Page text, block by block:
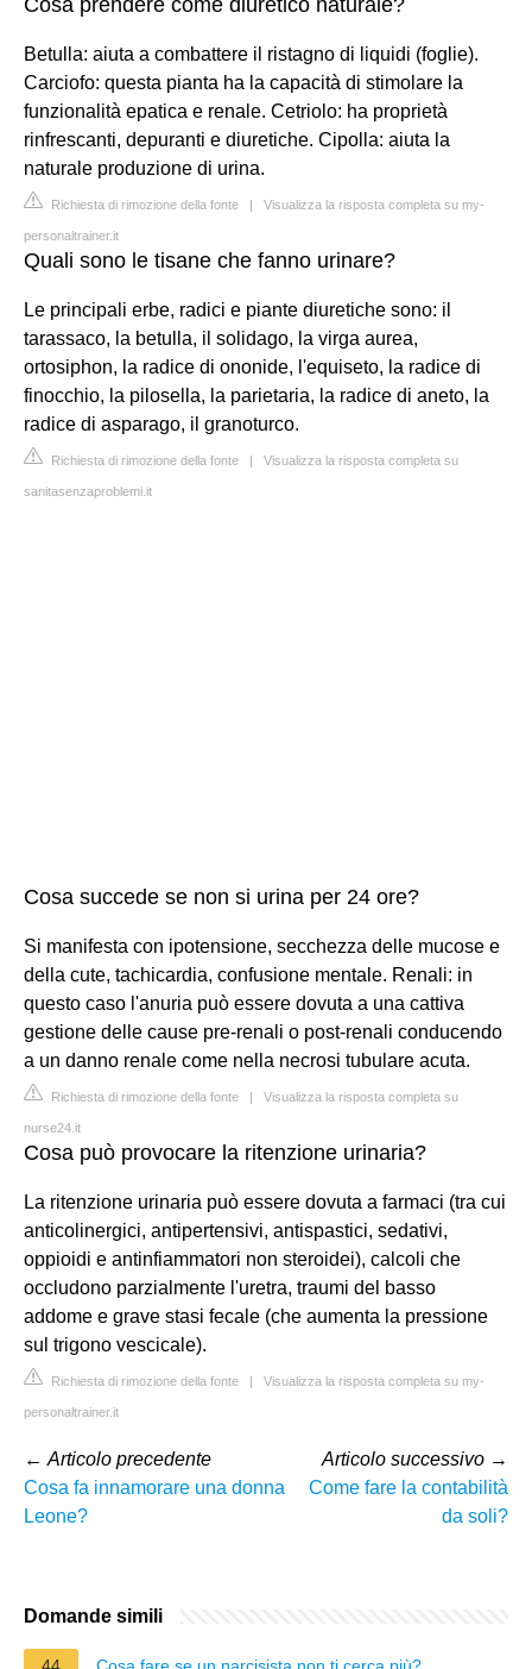
Betulla: aiuta a combattere il ristagno di liquidi (foglie).
Carciofo: questa pianta ha la capacità di stimolare la
funzionalità epatica e renale. Cetriolo: ha proprietà
rinfrescanti, depuranti e diuretiche. Cipolla: aiuta la
naturale produzione di urina.
Richiesta di rimozione della fonte | Visualizza la risposta completa su my-
personaltrainer.it
Quali sono le tisane che fanno urinare?
Le principali erbe, radici e piante diuretiche sono: il
tarassaco, la betulla, il solidago, la virga aurea,
ortosiphon, la radice di ononide, l'equiseto, la radice di
finocchio, la pilosella, la parietaria, la radice di aneto, la
radice di asparago, il granoturco.
Richiesta di rimozione della fonte | Visualizza la risposta completa su
sanitasenzaproblemi.it
Cosa succede se non si urina per 24 ore?
Si manifesta con ipotensione, secchezza delle mucose e
della cute, tachicardia, confusione mentale. Renali: in
questo caso l'anuria può essere dovuta a una cattiva
gestione delle cause pre-renali o post-renali conducendo
a un danno renale come nella necrosi tubulare acuta.
Richiesta di rimozione della fonte | Visualizza la risposta completa su
nurse24.it
Cosa può provocare la ritenzione urinaria?
La ritenzione urinaria può essere dovuta a farmaci (tra cui
anticolinergici, antipertensivi, antispastici, sedativi,
oppioidi e antinfiammatori non steroidei), calcoli che
occludono parzialmente l'uretra, traumi del basso
addome e grave stasi fecale (che aumenta la pressione
sul trigono vescicale).
Richiesta di rimozione della fonte | Visualizza la risposta completa su my-
personaltrainer.it
← Articolo precedente
Cosa fa innamorare una donna
Leone?
Articolo successivo →
Come fare la contabilità
da soli?
Domande simili
44 Cosa fare se un narcisista non ti cerca più?